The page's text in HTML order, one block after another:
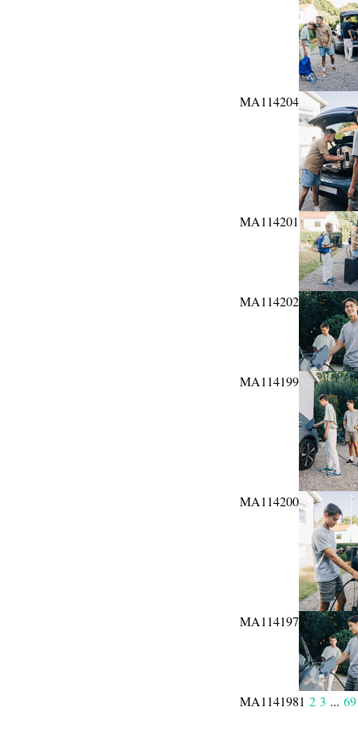
MA114204
MA114201
MA114202
MA114199
MA114200
MA114197
MA1141981 2 3 ... 69